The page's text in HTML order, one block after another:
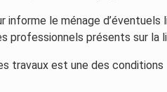
informe le ménage d’éventuels
professionnels présents sur la
travaux est une des conditions